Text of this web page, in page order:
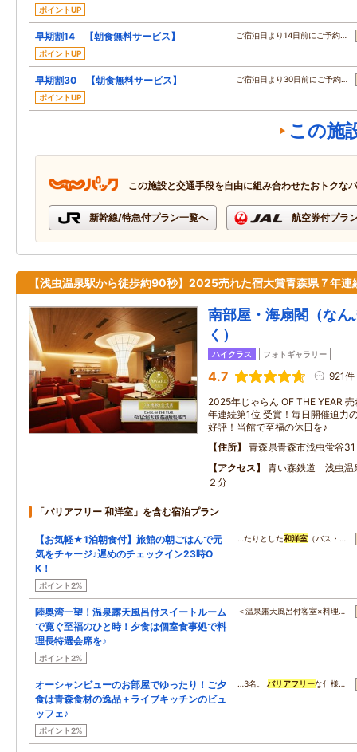
ポイントUP
早期割14 【朝食無料サービス】
ポイントUP
ご宿泊日より14日前にご予約…
早期割30 【朝食無料サービス】
ポイントUP
ご宿泊日より30日前にご予約…
この施
この施設と交通手段を自由に組み合わせたおトクな
新幹線/特急付プラン一覧へ 航空券付プラ
【浅虫温泉駅から徒歩約90秒】2025売れた宿大賞青森県７年連
南部屋・海扇閣（なん
く）
ハイクラス フォトギャラリー
4.7 921件
2025年じゃらん OF THE YEAR
年連続第1位 受賞！毎日開催迫力
好評！当館で至福の休日を♪
住所
青森県青森市浅虫蛍谷31
アクセス
青い森鉄道 浅虫
２分
「バリアフリー 和洋室」を含む宿泊プラン
【お気軽★1泊朝食付】旅館の朝ごはんで元
気をチャージ♪遅めのチェックイン23時O
K！
ポイント2%
…たりとした和洋室 （バス・…
陸奥湾一望！温泉露天風呂付スイートルーム
で寛ぐ至福のひと時！夕食は個室食事処で料
理長特選会席を♪
ポイント2%
＜温泉露天風呂付客室×料理…
オーシャンビューのお部屋でゆったり！ご夕
食は青森食材の逸品＋ライブキッチンのビュ
ッフェ♪
ポイント2%
…3名。バリアフリーな仕様…